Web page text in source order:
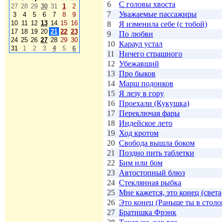
27 28 29 30 31 1
2
3
4 5 6 7 8
9
10 11 12 13 14 15 16
17 18 19 20 21 22 23
24 25 26 27 28 29 30
31
1 2 3 4 5 6
6
С головы хвоста
7
Уважаемые пассажиры
8
Я изменила себе (с тобой)
9
По любви
10 Караул устал
11
Ничего страшного
12 Убежавший
13 Про быков
14 Марш подонков
15 Я лезу в гору
16 Проехали (Кукушка)
17 Переключая фары
18 Индейское лето
19 Ход кротом
20 Свобода вышла боком
21
Поздно пить таблетки
22 Бим или бом
23 Автостопный блюз
24 Стеклянная рыбка
25 Мне кажется, это конец
26 Это конец (Раньше ты в
27 Братишка Фрэнк